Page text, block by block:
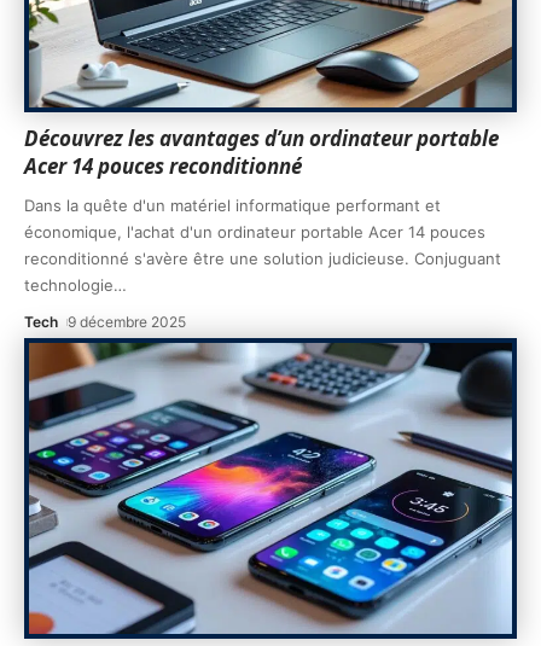
Découvrez les avantages d’un ordinateur portable
Acer 14 pouces reconditionné
Dans la quête d'un matériel informatique performant et
économique, l'achat d'un ordinateur portable Acer 14 pouces
reconditionné s'avère être une solution judicieuse. Conjuguant
technologie…
Tech 9 décembre 2025